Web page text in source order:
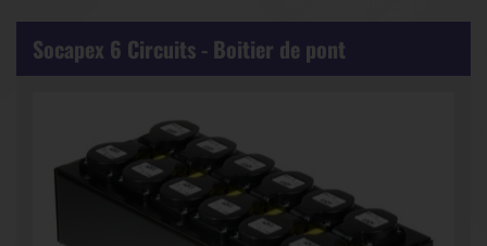
Socapex 6 Circuits - Boitier de pont